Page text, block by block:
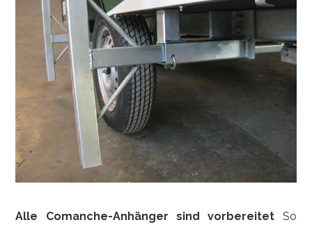
Alle Comanche-Anhänger sind vorbereitet So